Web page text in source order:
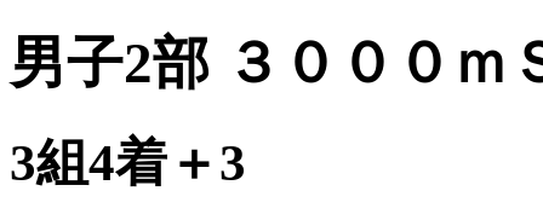
男子2部 ３０００ｍ
3組4着＋3